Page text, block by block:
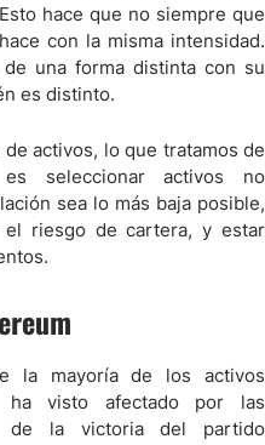
hace que no siempre que
con la misma intensidad.
una forma distinta con su
es distinto.
activos, lo que tratamos de
seleccionar activos no
sea lo más baja posible,
riesgo de cartera, y estar
la mayoría de los activos
ha visto afectado por las
de la victoria del partido